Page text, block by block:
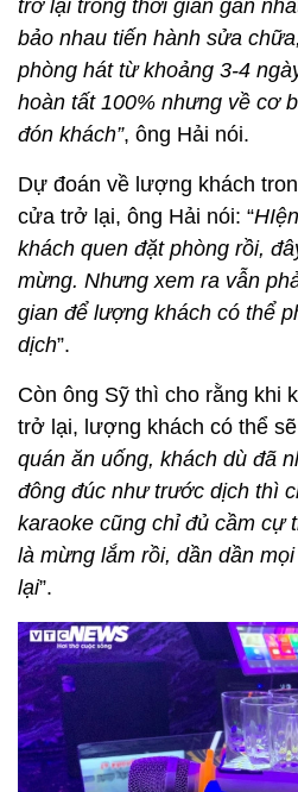
trở lại trong thời gian gần
bảo nhau tiến hành sửa
phòng hát từ khoảng 3-4
hoàn tất 100% nhưng về cơ
đón khách”, ông Hải nói.
Dự đoán về lượng khách
cửa trở lại, ông Hải nói: “
khách quen đặt phòng rồi,
mừng. Nhưng xem ra vẫn
gian để lượng khách có thể
dịch”.
Còn ông Sỹ thì cho rằng khi
trở lại, lượng khách có thể sẽ
quán ăn uống, khách dù đã
đông đúc như trước dịch thì
karaoke cũng chỉ đủ cầm cự
là mừng lắm rồi, dần dần
lại”.